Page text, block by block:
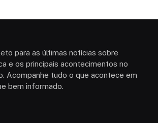
para as últimas notícias sobre
e os principais acontecimentos no
Acompanhe tudo o que acontece em
bem informado.